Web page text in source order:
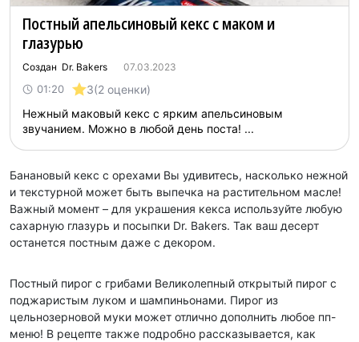
Постный апельсиновый кекс с маком и
глазурью
Создан Dr. Bakers 07.03.2023
01:20 3(2 оценки)
Нежный маковый кекс с ярким апельсиновым
звучанием. Можно в любой день поста! ...
Банановый кекс с орехами Вы удивитесь, насколько нежной
и текстурной может быть выпечка на растительном масле!
Важный момент – для украшения кекса используйте любую
сахарную глазурь и посыпки Dr. Bakers. Так ваш десерт
останется постным даже с декором.
Постный пирог с грибами Великолепный открытый пирог с
поджаристым луком и шампиньонами. Пирог из
цельнозерновой муки может отлично дополнить любое пп-
меню! В рецепте также подробно рассказывается, как